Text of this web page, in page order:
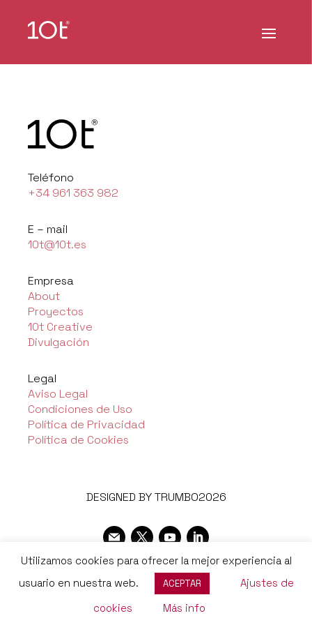
Teléfono
+34 961 363 982
E – mail
10t@10t.es
Empresa
About
Proyectos
10t Creative
Divulgación
Legal
Aviso Legal
Condiciones de Uso
Política de Privacidad
Política de Cookies
DESIGNED BY TRUMBO2026
Utilizamos cookies para ofrecer la mejor experiencia al
usuario en nuestra web.
ACEPTAR
Ajustes de
cookies
Más info